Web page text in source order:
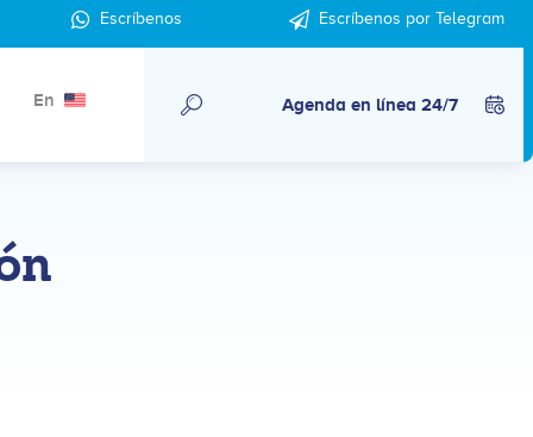
Escríbenos Escríbenos por Telegram
En Agenda en línea 24/7